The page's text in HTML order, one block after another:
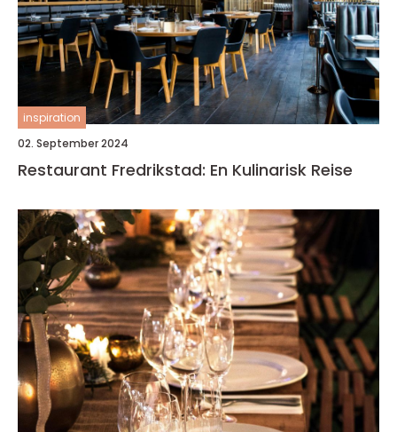
inspiration
02. September 2024
Restaurant Fredrikstad: En Kulinarisk Reise